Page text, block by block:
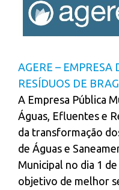
AGERE – EMPRESA
RESÍDUOS DE
A Empresa Pública
Águas, Efluentes e
da transformação
de Águas e
Municipal no dia 1
objetivo de melhor